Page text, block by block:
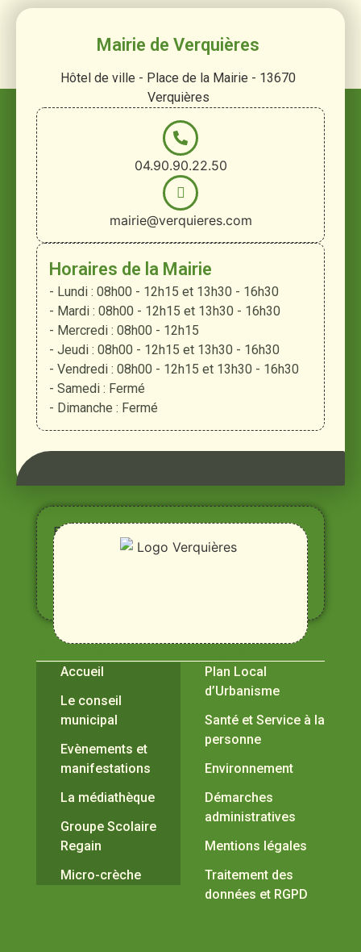
Mairie de Verquières
Hôtel de ville - Place de la Mairie - 13670
Verquières
04.90.90.22.50
mairie@verquieres.com
Horaires de la Mairie
- Lundi : 08h00 - 12h15 et 13h30 - 16h30
- Mardi : 08h00 - 12h15 et 13h30 - 16h30
- Mercredi : 08h00 - 12h15
- Jeudi : 08h00 - 12h15 et 13h30 - 16h30
- Vendredi : 08h00 - 12h15 et 13h30 - 16h30
- Samedi : Fermé
- Dimanche : Fermé
Entre
Rhône,
Alpilles
et
Durance
Accueil
Le conseil
municipal
Evènements et
manifestations
La médiathèque
Groupe Scolaire
Regain
Micro-crèche
Plan Local
d’Urbanisme
Santé et Service à la
personne
Environnement
Démarches
administratives
Mentions légales
Traitement des
données et RGPD